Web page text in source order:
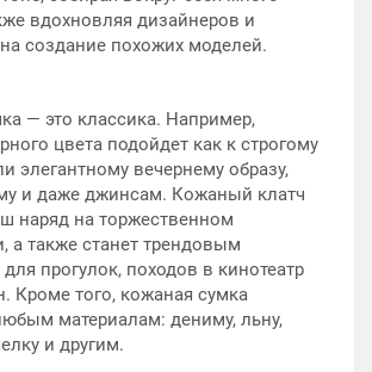
вдохновляя дизайнеров и
создание похожих моделей.
— это классика. Например,
цвета подойдет как к строгому
элегантному вечернему образу,
и даже джинсам. Кожаный клатч
наряд на торжественном
а также станет трендовым
прогулок, походов в кинотеатр
Кроме того, кожаная сумка
материалам: дениму, льну,
и другим.